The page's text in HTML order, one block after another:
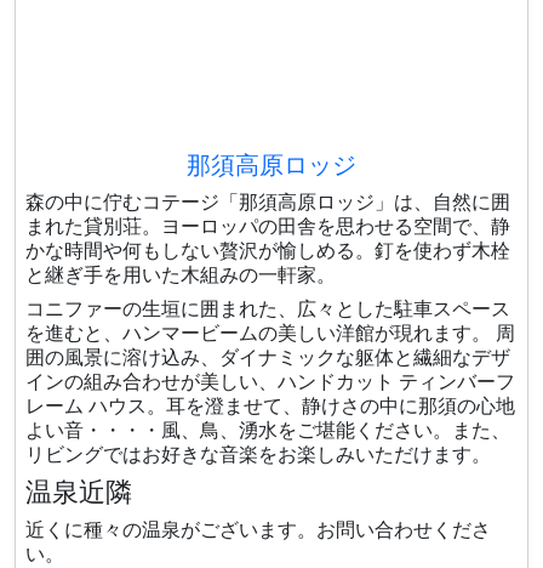
那須高原ロッジ
森の中に佇むコテージ「那須高原ロッジ」は、自然に囲
まれた貸別荘。ヨーロッパの田舎を思わせる空間で、静
かな時間や何もしない贅沢が愉しめる。釘を使わず木栓
と継ぎ手を用いた木組みの一軒家。
コニファーの生垣に囲まれた、広々とした駐車スペース
を進むと、ハンマービームの美しい洋館が現れます。 周
囲の風景に溶け込み、ダイナミックな躯体と繊細なデザ
インの組み合わせが美しい、ハンドカット ティンバーフ
レーム ハウス。耳を澄ませて、静けさの中に那須の心地
よい音・・・・風、鳥、湧水をご堪能ください。また、
リビングではお好きな音楽をお楽しみいただけます。
温泉近隣
近くに種々の温泉がございます。お問い合わせくださ
い。